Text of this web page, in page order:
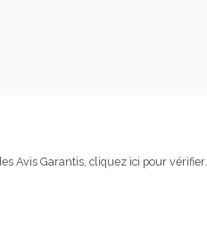
Avis Garantis, cliquez ici pour vérifier.